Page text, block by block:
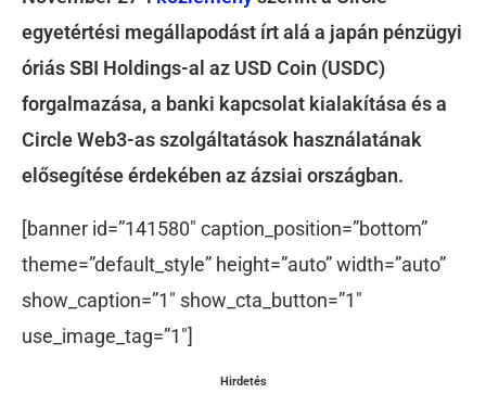
egyetértési megállapodást írt alá a japán pénzügyi
óriás SBI Holdings-al az USD Coin (USDC)
forgalmazása, a banki kapcsolat kialakítása és a
Circle Web3-as szolgáltatások használatának
elősegítése érdekében az ázsiai országban.
[banner id=”141580″ caption_position=”bottom”
theme=”default_style” height=”auto” width=”auto”
show_caption=”1″ show_cta_button=”1″
use_image_tag=”1″]
Hirdetés